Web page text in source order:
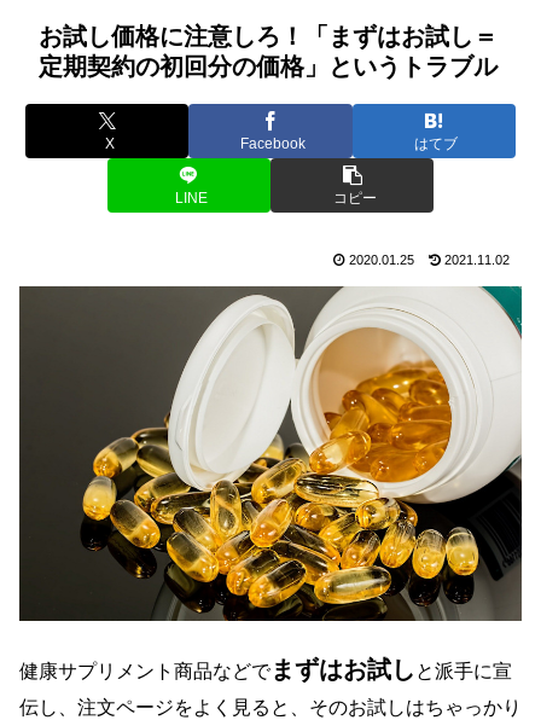
お試し価格に注意しろ！「まずはお試し＝
定期契約の初回分の価格」というトラブル
X Facebook はてブ
LINE コピー
2020.01.25 2021.11.02
健康サプリメント商品などでまずはお試し と派手に宣
伝し、注文ページをよく見ると、そのお試しはちゃっかり